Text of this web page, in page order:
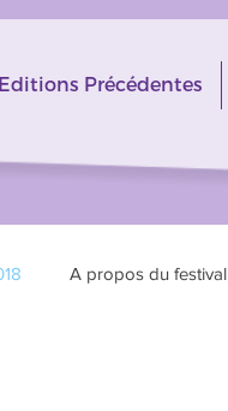
A propos du festival
Précédentes